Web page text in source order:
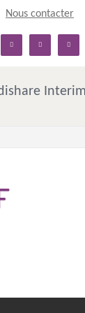
Nous contacter
linkedin facebook twitter